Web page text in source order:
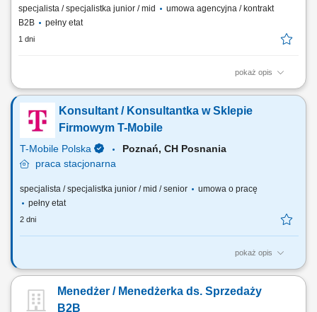
specjalista / specjalistka junior / mid
umowa agencyjna / kontrakt
B2B
pełny etat
1 dni
pokaż opis
Zakres obowiązków: Budowanie i rozwijanie relacji z klientami; Analiza
potrzeb klientów i dobór odpowiednich rozwiązań ubezpieczeniowych;
Prowadzenie spotkań online i stacjonarnych; Rozwijanie własnego
portfela klientów; Aktywne pozyskiwanie nowych kontaktów
biznesowych; Realizacja...
Konsultant / Konsultantka w Sklepie
Firmowym T-Mobile
T-Mobile Polska
Poznań, CH Posnania
praca stacjonarna
specjalista / specjalistka junior / mid / senior
umowa o pracę
pełny etat
2 dni
pokaż opis
Zadania, które na Ciebie czekają: 50% bieżąca obsługa klienta i
Profesjonalna obsługa Klientów T-Mobile; Sprzedaż pełnej gamy
produktów i usług świadczonych przez T-Mobile z wykorzystaniem
Menedżer / Menedżerka ds. Sprzedaży
B2B